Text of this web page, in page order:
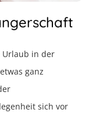
Urlaub in der
ganz
sich vor